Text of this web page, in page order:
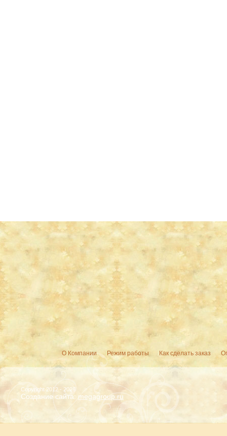
Copyright 2012 - 2026
Создание сайта: megagroup.ru
О Компании Режим работы Как сделать заказ